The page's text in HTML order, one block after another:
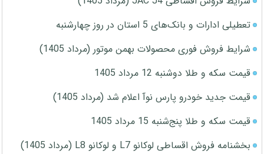
تعطیلی ادارات و بانک‌های 5 استان در روز چهارشنبه
شرایط فروش فوری محصولات بهمن موتور (مرداد 1405)
قیمت سکه و طلا دوشنبه 12 مرداد 1405
قیمت جدید خودرو پارس نوآ اعلام شد (مرداد 1405)
قیمت سکه و طلا پنج‌شنبه 15 مرداد 1405
بخشنامه فروش اقساطی لوکانو L7 و لوکانو L8 (مرداد 1405)